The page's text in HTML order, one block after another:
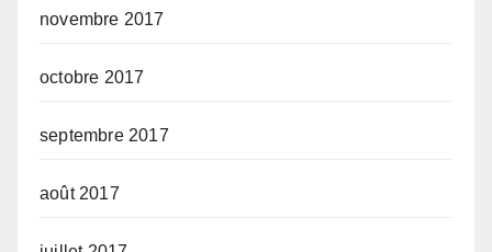
novembre 2017
octobre 2017
septembre 2017
août 2017